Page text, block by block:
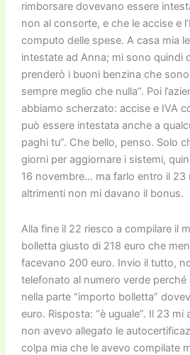
rimborsare dovevano essere
non al consorte, e che le accise e
computo delle spese. A casa mia
intestate ad Anna; mi sono quindi
prenderò i buoni benzina che
sempre meglio che nulla”. Poi
abbiamo scherzato: accise e IVA
può essere intestata anche a
paghi tu”. Che bello, penso. Solo
giorni per aggiornare i sistemi,
16 novembre… ma farlo entro il 23
altrimenti non mi davano il bonus.
Alla fine il 22 riesco a compilare il
bolletta giusto di 218 euro che
facevano 200 euro. Invio il tutto,
telefonato al numero verde
nella parte “importo bolletta”
euro. Risposta: “è uguale”. Il 23
non avevo allegato le
colpa mia che le avevo compilate